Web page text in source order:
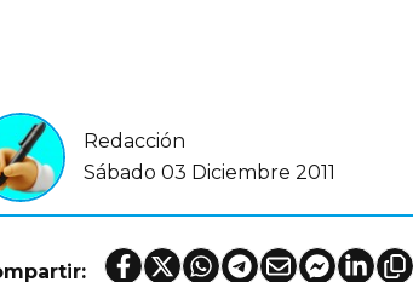
Redacción
Sábado 03 Diciembre 2011